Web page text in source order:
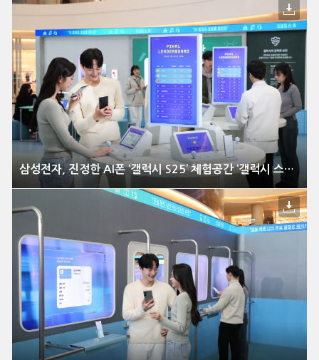
삼성전자, 진정한 AI폰 ‘갤럭시 S25’ 체험공간 ‘갤럭시 스튜디오’ 국내 오픈